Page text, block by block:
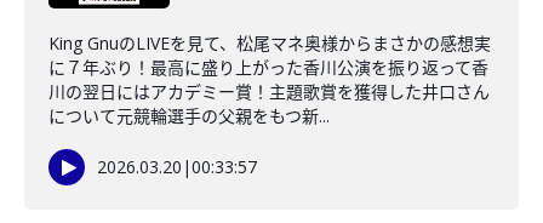
King GnuのLIVEを見て、松尾マネ奥様からまさかの感想実
に７年ぶり！最高に盛り上がった香川公演を振り返って香
川の翌日にはアカデミー賞！主題歌賞を獲得した井口さん
について元競輪選手の父親をもつ新...
2026.03.20 |00:33:57